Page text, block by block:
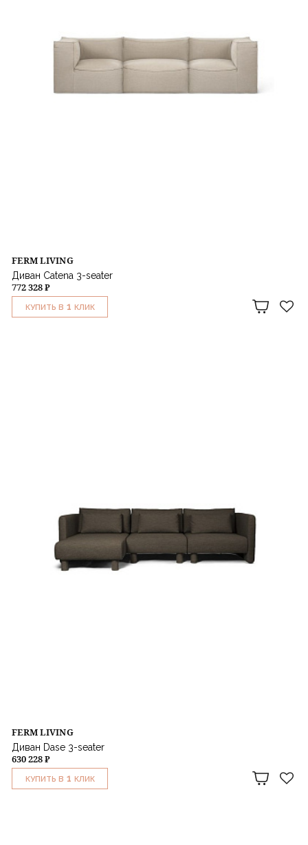
FERM LIVING
Диван Catena 3-seater
772 328 ₽
КУПИТЬ В 1 КЛИК
FERM LIVING
Диван Dase 3-seater
630 228 ₽
КУПИТЬ В 1 КЛИК